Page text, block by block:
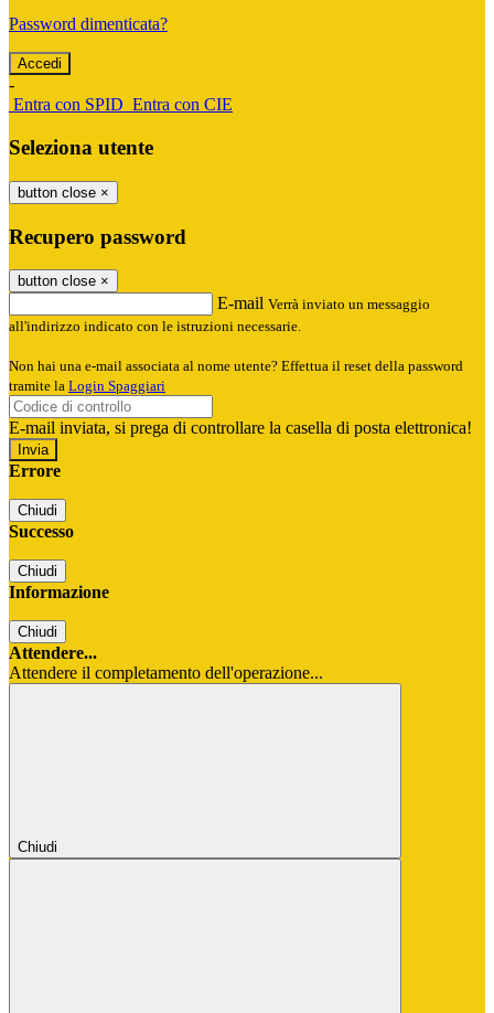
Password dimenticata?
-
Entra con SPID Entra con CIE
Seleziona utente
button close ×
Recupero password
button close ×
E-mail Verrà inviato un messaggio
all'indirizzo indicato con le istruzioni necessarie.
Non hai una e-mail associata al nome utente? Effettua il reset della password
tramite la Login Spaggiari
E-mail inviata, si prega di controllare la casella di posta elettronica!
Errore
Chiudi
Successo
Chiudi
Informazione
Chiudi
Attendere...
Attendere il completamento dell'operazione...
Chiudi